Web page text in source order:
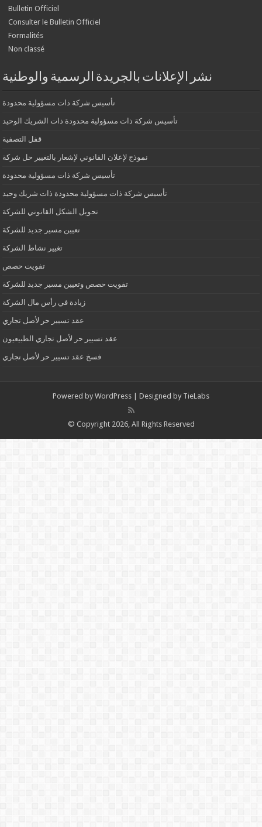
Bulletin Officiel
Consulter le Bulletin Officiel
Formalités
Non classé
نشر الإعلانات بالجريدة الرسمية والوطنية
تأسيس شركة ذات مسؤولية محدودة
تأسيس شركة ذات مسؤولية محدودة ذات الشريك الوحيد
قفل التصفية
نموذج لإعلان القانوني لإشعار بالتغيير حل شركة
تأسيس شركة ذات مسؤولية محدودة
تأسيس شركة ذات مسؤولية محدودة ذات شريك وحيد
تحويل الشكل القانوني للشركة
تعيين مسير جديد للشركة
تغيير نشاط الشركة
تفويت حصص
تفويت حصص وتعيين مسير جديد للشركة
زيادة في رأس مال الشركة
عقد تسيير حر لأصل تجاري
عقد تسيير حر لأصل تجاري الطبيعيون
فسخ عقد تسيير حر لأصل تجاري
Powered by WordPress | Designed by TieLabs
© Copyright 2026, All Rights Reserved